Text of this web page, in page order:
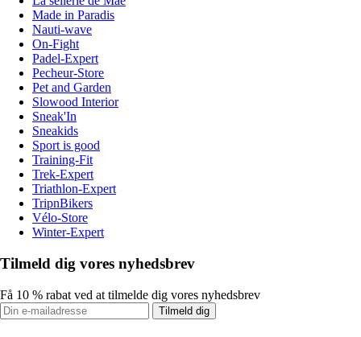
Made in Paradis
Nauti-wave
On-Fight
Padel-Expert
Pecheur-Store
Pet and Garden
Slowood Interior
Sneak'In
Sneakids
Sport is good
Training-Fit
Trek-Expert
Triathlon-Expert
TripnBikers
Vélo-Store
Winter-Expert
Tilmeld dig vores nyhedsbrev
Få 10 % rabat ved at tilmelde dig vores nyhedsbrev
Tilmeld dig